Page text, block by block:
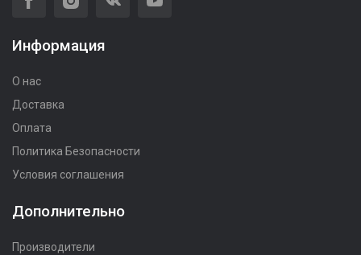
Информация
О нас
Доставка
Оплата
Политика Безопасности
Условия соглашения
Дополнительно
Производители